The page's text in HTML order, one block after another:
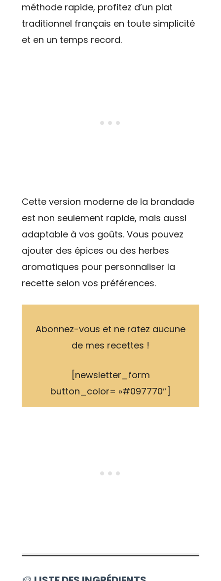
méthode rapide, profitez d’un plat
traditionnel français en toute simplicité
et en un temps record.
Cette version moderne de la brandade
est non seulement rapide, mais aussi
adaptable à vos goûts. Vous pouvez
ajouter des épices ou des herbes
aromatiques pour personnaliser la
recette selon vos préférences.
Abonnez-vous et ne ratez aucune
de mes recettes !
[newsletter_form
button_color= »#097770″]